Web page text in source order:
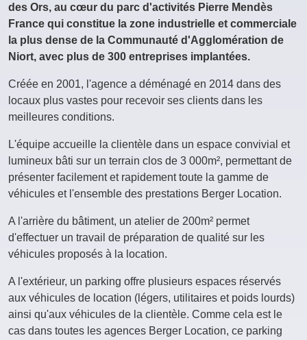
des Ors, au cœur du parc d'activités Pierre Mendès
France qui constitue la zone industrielle et commerciale
la plus dense de la Communauté d'Agglomération de
Niort, avec plus de 300 entreprises implantées.
Créée en 2001, l'agence a déménagé en 2014 dans des
locaux plus vastes pour recevoir ses clients dans les
meilleures conditions.
L'équipe accueille la clientèle dans un espace convivial et
lumineux bâti sur un terrain clos de 3 000m², permettant de
présenter facilement et rapidement toute la gamme de
véhicules et l'ensemble des prestations Berger Location.
A l'arrière du bâtiment, un atelier de 200m² permet
d'effectuer un travail de préparation de qualité sur les
véhicules proposés à la location.
A l'extérieur, un parking offre plusieurs espaces réservés
aux véhicules de location (légers, utilitaires et poids lourds)
ainsi qu'aux véhicules de la clientèle. Comme cela est le
cas dans toutes les agences Berger Location, ce parking